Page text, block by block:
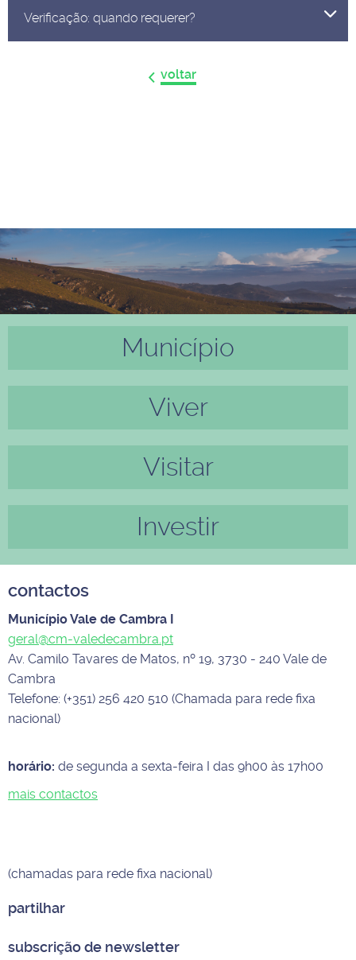
Verificação: quando requerer?
voltar
Município
Viver
Visitar
Investir
contactos
Município Vale de Cambra I
geral@cm-valedecambra.pt
Av. Camilo Tavares de Matos, nº 19, 3730 - 240 Vale de
Cambra
Telefone: (+351) 256 420 510 (Chamada para rede fixa
nacional)
horário: de segunda a sexta-feira I das 9h00 às 17h00
mais contactos
(chamadas para rede fixa nacional)
partilhar
subscrição de newsletter